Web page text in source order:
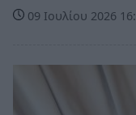
09 Ιουλίου 2026